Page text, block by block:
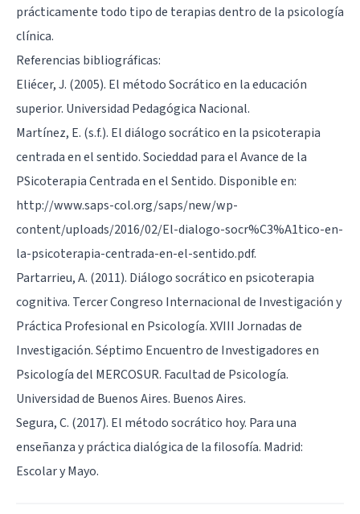
prácticamente todo tipo de terapias dentro de la psicología
clínica.
Referencias bibliográficas:
Eliécer, J. (2005). El método Socrático en la educación
superior. Universidad Pedagógica Nacional.
Martínez, E. (s.f.). El diálogo socrático en la psicoterapia
centrada en el sentido. Socieddad para el Avance de la
PSicoterapia Centrada en el Sentido. Disponible en:
http://www.saps-col.org/saps/new/wp-
content/uploads/2016/02/El-dialogo-socr%C3%A1tico-en-
la-psicoterapia-centrada-en-el-sentido.pdf.
Partarrieu, A. (2011). Diálogo socrático en psicoterapia
cognitiva. Tercer Congreso Internacional de Investigación y
Práctica Profesional en Psicología. XVIII Jornadas de
Investigación. Séptimo Encuentro de Investigadores en
Psicología del MERCOSUR. Facultad de Psicología.
Universidad de Buenos Aires. Buenos Aires.
Segura, C. (2017). El método socrático hoy. Para una
enseñanza y práctica dialógica de la filosofía. Madrid:
Escolar y Mayo.